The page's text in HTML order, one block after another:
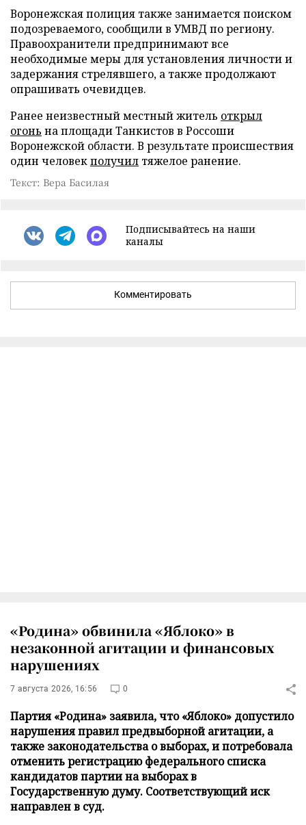
Воронежская полиция также занимается поиском
подозреваемого, сообщили в УМВД по региону.
Правоохранители предпринимают все
необходимые меры для установления личности и
задержания стрелявшего, а также продолжают
опрашивать очевидцев.
Ранее неизвестный местный житель открыл
огонь на площади Танкистов в Россоши
Воронежской области. В результате происшествия
один человекполучил тяжелое ранение.
Текст: Вера Басилая
Подписывайтесь на наши
каналы
Комментировать
«Родина» обвинила «Яблоко» в
незаконной агитации и финансовых
нарушениях
7 августа 2026, 16:56 0
Партия «Родина» заявила, что «Яблоко» допустило
нарушения правил предвыборной агитации, а
также законодательства о выборах, и потребовала
отменить регистрацию федерального списка
кандидатов партии на выборах в
Государственную думу. Соответствующий иск
направлен в суд.